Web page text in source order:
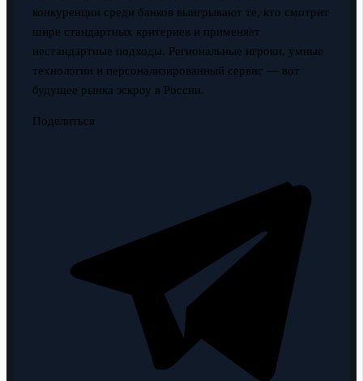
конкуренции среди банков выигрывают те, кто смотрит
шире стандартных критериев и применяет
нестандартные подходы. Региональные игроки, умные
технологии и персонализированный сервис — вот
будущее рынка эскроу в России.
Поделиться